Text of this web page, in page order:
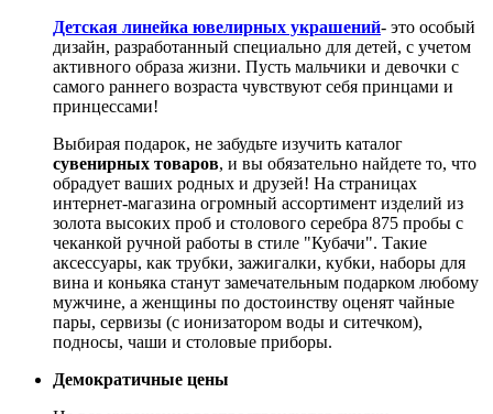
Детская линейка ювелирных украшений- это особый
дизайн, разработанный специально для детей, с учетом
активного образа жизни. Пусть мальчики и девочки с
самого раннего возраста чувствуют себя принцами и
принцессами!
Выбирая подарок, не забудьте изучить каталог
сувенирных товаров, и вы обязательно найдете то, что
обрадует ваших родных и друзей! На страницах
интернет-магазина огромный ассортимент изделий из
золота высоких проб и столового серебра 875 пробы с
чеканкой ручной работы в стиле "Кубачи". Такие
аксессуары, как трубки, зажигалки, кубки, наборы для
вина и коньяка станут замечательным подарком любому
мужчине, а женщины по достоинству оценят чайные
пары, сервизы (с ионизатором воды и ситечком),
подносы, чаши и столовые приборы.
Демократичные цены